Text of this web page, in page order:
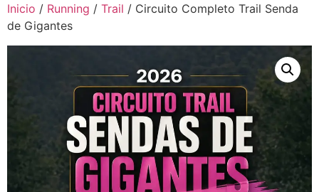
Inicio / Running / Trail / Circuito Completo Trail Senda
de Gigantes